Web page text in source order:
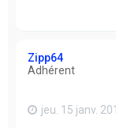
Zipp64
Adhérent
jeu. 15 janv.